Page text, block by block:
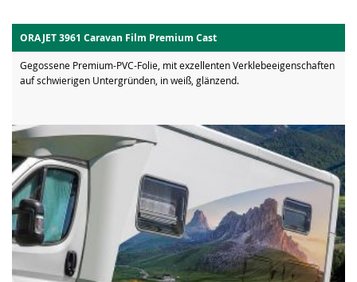
ORAJET 3961 Caravan Film Premium Cast
Gegossene Premium-PVC-Folie, mit exzellenten Verklebeeigenschaften
auf schwierigen Untergründen, in weiß, glänzend.